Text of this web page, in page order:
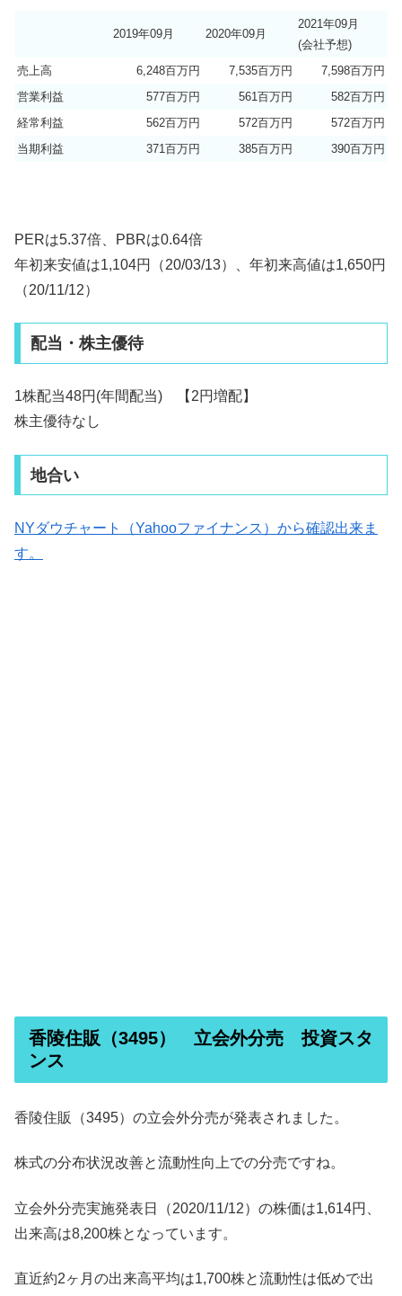
2019年09月 2020年09月
2021年09月
(会社予想)
売上高
6,248百万円 7,535百万円
7,598百万円
営業利益
577百万円 561百万円
582百万円
経常利益
562百万円 572百万円
572百万円
当期利益
371百万円 385百万円 390百万円
PERは5.37倍、PBRは0.64倍
年初来安値は1,104円（20/03/13）、年初来高値は1,650円
（20/11/12）
配当・株主優待
1株配当48円(年間配当) 【2円増配】
株主優待なし
地合い
NYダウチャート（Yahooファイナンス）から確認出来ま
す。
香陵住販（3495） 立会外分売 投資スタ
ンス
香陵住販（3495）の立会外分売が発表されました。
株式の分布状況改善と流動性向上での分売ですね。
立会外分売実施発表日（2020/11/12）の株価は1,614円、
出来高は8,200株となっています。
直近約2ヶ月の出来高平均は1,700株と流動性は低めで出